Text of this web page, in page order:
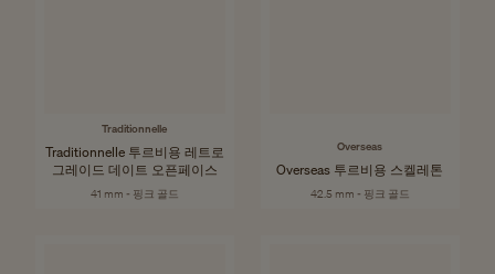
Traditionnelle
Traditionnelle 투르비용 레트로
그레이드 데이트 오픈페이스
41 mm - 핑크 골드
Overseas
Overseas 투르비용 스켈레톤
42.5 mm - 핑크 골드